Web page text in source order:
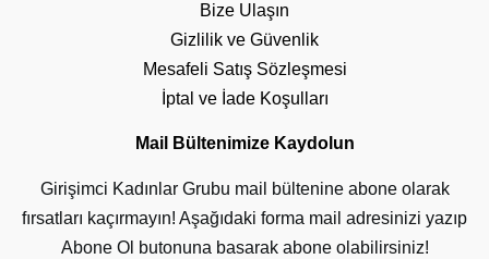
Bize Ulaşın
Gizlilik ve Güvenlik
Mesafeli Satış Sözleşmesi
İptal ve İade Koşulları
Mail Bültenimize Kaydolun
Girişimci Kadınlar Grubu mail bültenine abone olarak
fırsatları kaçırmayın! Aşağıdaki forma mail adresinizi yazıp
Abone Ol butonuna basarak abone olabilirsiniz!